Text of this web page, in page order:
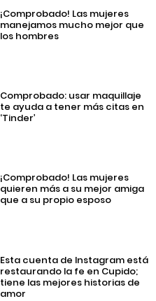
¡Comprobado! Las mujeres
manejamos mucho mejor que
los hombres
Comprobado: usar maquillaje
te ayuda a tener más citas en
‘Tinder’
¡Comprobado! Las mujeres
quieren más a su mejor amiga
que a su propio esposo
Esta cuenta de Instagram está
restaurando la fe en Cupido;
tiene las mejores historias de
amor